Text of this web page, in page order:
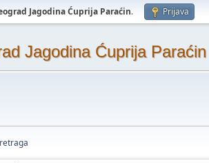
Jagodina Ćuprija Paraćin. Prijava
Jagodina Ćuprija Paraćin